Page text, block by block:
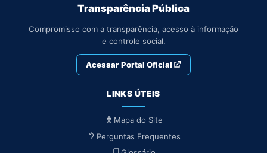
Transparência Pública
Compromisso com a transparência, acesso à informação
e controle social.
Acessar Portal Oficial
LINKS ÚTEIS
Mapa do Site
Perguntas Frequentes